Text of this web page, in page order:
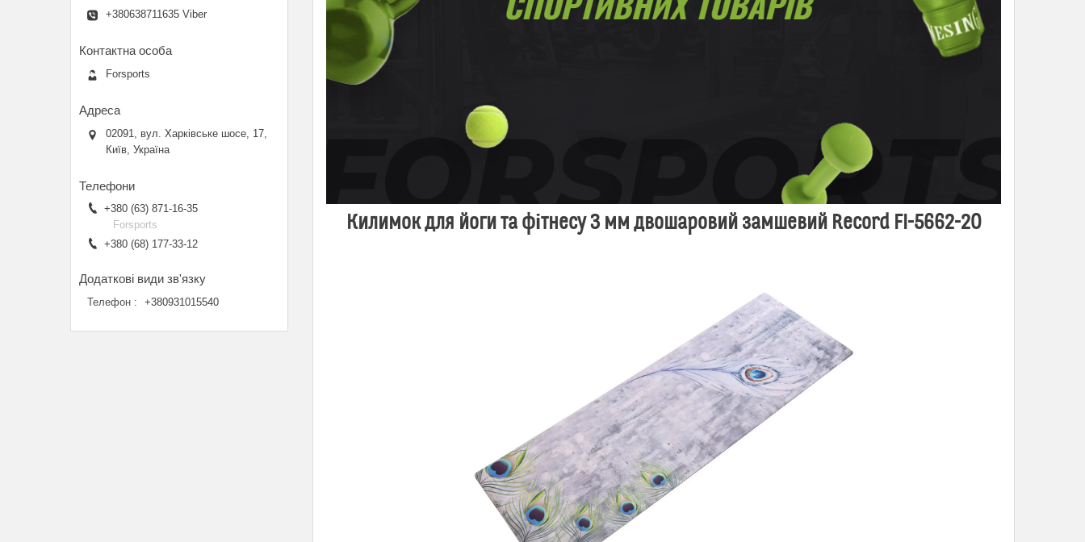
Килимок для йоги та фітнесу 3 мм двошаровий замшевий Record FI-5662-20
+380638711635 Viber
Forsports
02091, вул. Харківське шосе, 17,
Київ, Україна
+380 (63) 871-16-35
Forsports
+380 (68) 177-33-12
Телефон +380931015540